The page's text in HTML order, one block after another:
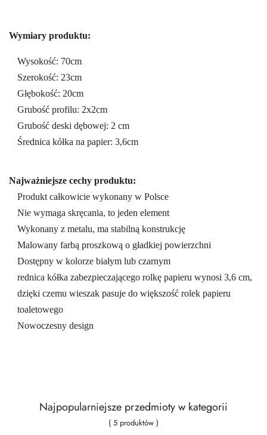
Wymiary produktu:
Wysokość: 70cm
Szerokość: 23cm
Głębokość: 20cm
Grubość profilu: 2x2cm
Grubość deski dębowej: 2 cm
Średnica kółka na papier: 3,6cm
Najważniejsze cechy produktu:
Produkt całkowicie wykonany w Polsce
Nie wymaga skręcania, to jeden element
Wykonany z metalu, ma stabilną konstrukcję
Malowany farbą proszkową o gładkiej powierzchni
Dostępny w kolorze białym lub czarnym
rednica kółka zabezpieczającego rolkę papieru wynosi 3,6 cm,
dzięki czemu wieszak pasuje do większość rolek papieru
toaletowego
Nowoczesny design
Najpopularniejsze przedmioty w kategorii
( 5 produktów )